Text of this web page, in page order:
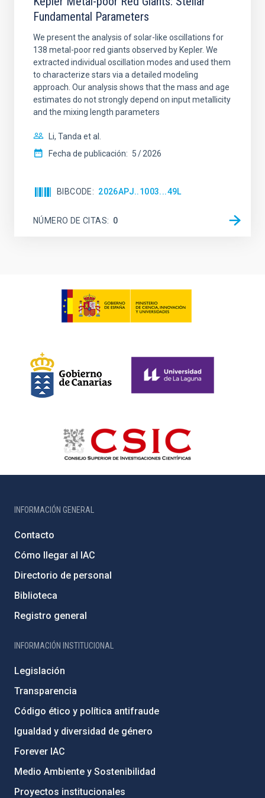
Fundamental Parameters
We present the analysis of solar-like oscillations for
138 metal-poor red giants observed by Kepler. We
extracted individual oscillation modes and used them
to characterize stars via a detailed modeling
approach. Our analysis shows that the mass and age
estimates do not strongly depend on input metallicity
and the mixing length parameters
Li, Tanda et al.
Fecha de publicación: 5 2026
BIBCODE 2026APJ..1003...49L
NÚMERO DE CITAS 0
INFORMACIÓN GENERAL
Contacto
Cómo llegar al IAC
Directorio de personal
Biblioteca
Registro general
INFORMACIÓN INSTITUCIONAL
Legislación
Transparencia
Código ético y política antifraude
Igualdad y diversidad de género
Forever IAC
Medio Ambiente y Sostenibilidad
Proyectos institucionales